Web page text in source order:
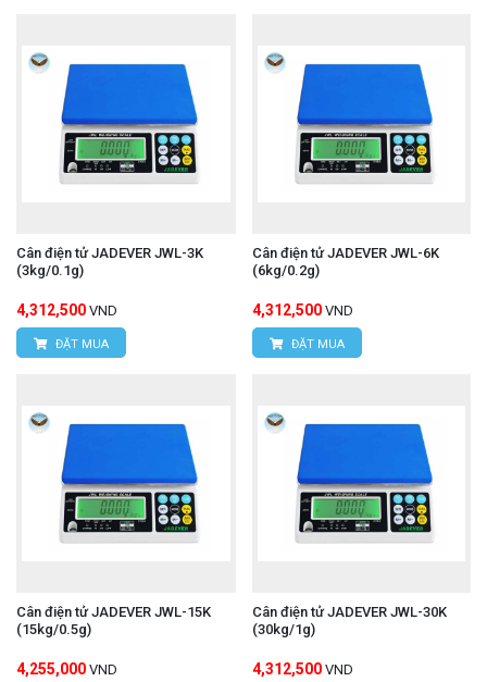
Cân điện tử JADEVER JWL-3K
(3kg/0.1g)
4,312,500 VND
ĐẶT MUA
Cân điện tử JADEVER JWL-6K
(6kg/0.2g)
4,312,500 VND
ĐẶT MUA
Cân điện tử JADEVER JWL-15K
(15kg/0.5g)
4,255,000 VND
Cân điện tử JADEVER JWL-30K
(30kg/1g)
4,312,500 VND